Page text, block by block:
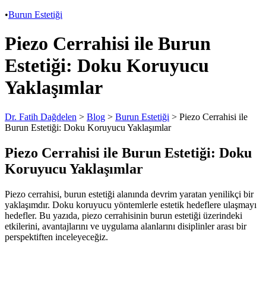
•Burun Estetiği
Piezo Cerrahisi ile Burun
Estetiği: Doku Koruyucu
Yaklaşımlar
Dr. Fatih Dağdelen > Blog > Burun Estetiği > Piezo Cerrahisi ile
Burun Estetiği: Doku Koruyucu Yaklaşımlar
Piezo Cerrahisi ile Burun Estetiği: Doku
Koruyucu Yaklaşımlar
Piezo cerrahisi, burun estetiği alanında devrim yaratan yenilikçi bir
yaklaşımdır. Doku koruyucu yöntemlerle estetik hedeflere ulaşmayı
hedefler. Bu yazıda, piezo cerrahisinin burun estetiği üzerindeki
etkilerini, avantajlarını ve uygulama alanlarını disiplinler arası bir
perspektiften inceleyeceğiz.